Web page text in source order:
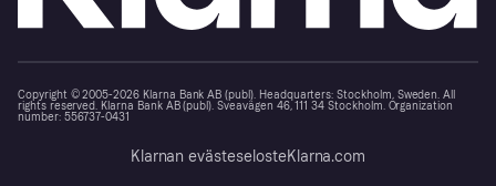
Copyright © 2005-2026 Klarna Bank AB (publ). Headquarters: Stockholm, Sweden. All
rights reserved. Klarna Bank AB (publ). Sveavägen 46, 111 34 Stockholm. Organization
number: 556737-0431
Klarnan evästeselosteKlarna.com